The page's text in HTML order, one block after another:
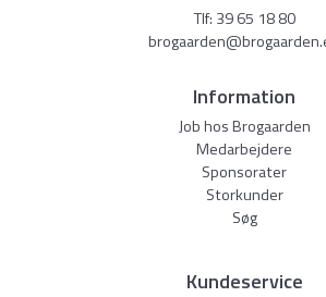
Tlf: 39 65 18 80
Information
Job hos Brogaarden
Medarbejdere
Sponsorater
Storkunder
Søg
Kundeservice